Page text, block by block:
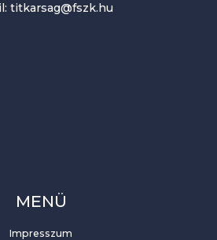
titkarsag@fszk.hu
MENÜ
Impresszum